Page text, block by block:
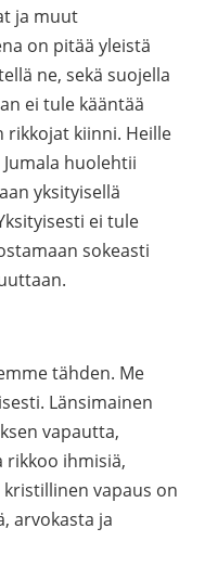
ja muut
on pitää yleistä
ne, sekä suojella
ei tule kääntää
rikkojat kiinni. Heille
huolehtii
yksityisellä
ei tule
sokeasti
tähden. Me
Länsimainen
vapautta,
rikkoo ihmisiä,
vapaus on
arvokasta ja